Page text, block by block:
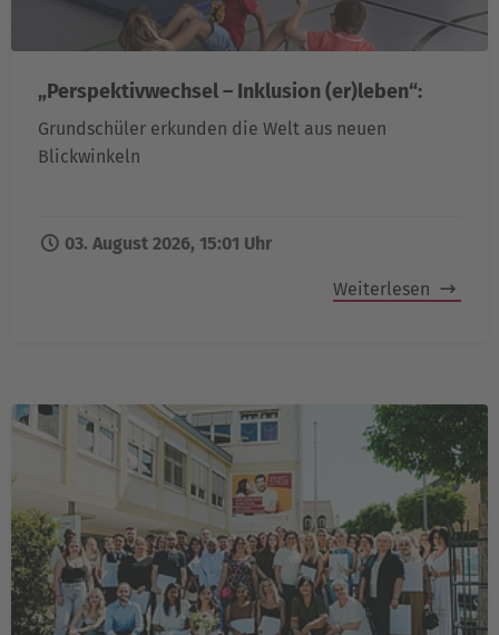
„Perspektivwechsel – Inklusion (er)leben“:
Grundschüler erkunden die Welt aus neuen
Blickwinkeln
03. August 2026, 15:01 Uhr
Weiterlesen